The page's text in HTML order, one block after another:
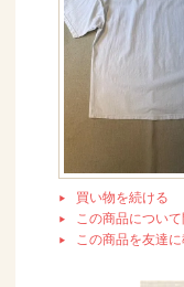
買い物を続ける
この商品につい
この商品を友達